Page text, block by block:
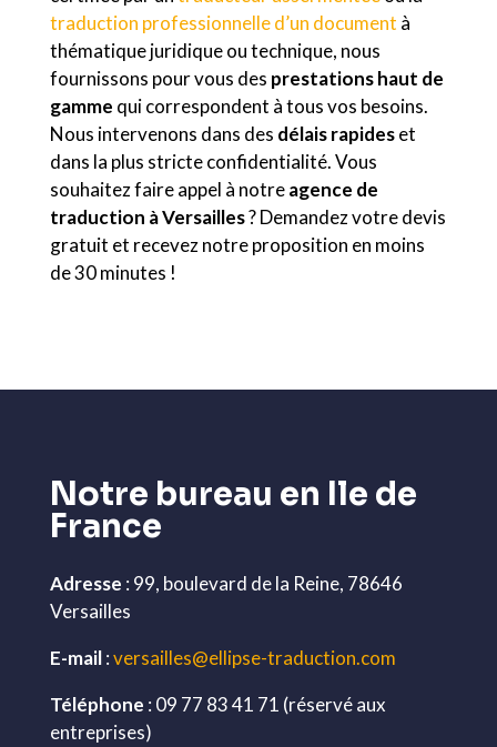
traduction professionnelle d’un document à
thématique juridique ou technique, nous
fournissons pour vous des prestations haut de
gamme qui correspondent à tous vos besoins.
Nous intervenons dans des délais rapideset
dans la plus stricte confidentialité. Vous
souhaitez faire appel à notreagence de
traduction à Versailles? Demandez votre devis
gratuit et recevez notre proposition en moins
de 30 minutes !
Notre bureau en Ile de
France
Adresse : 99, boulevard de la Reine, 78646
Versailles
E-mail:versailles@ellipse-traduction.com
Téléphone : 09 77 83 41 71 (réservé aux
entreprises)